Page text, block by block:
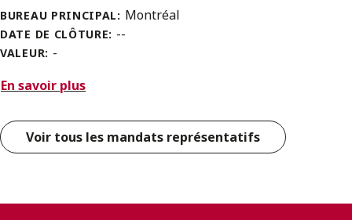
BUREAU PRINCIPAL: Montréal
DATE DE CLÔTURE: --
VALEUR: -
En savoir plus
Voir tous les mandats représentatifs